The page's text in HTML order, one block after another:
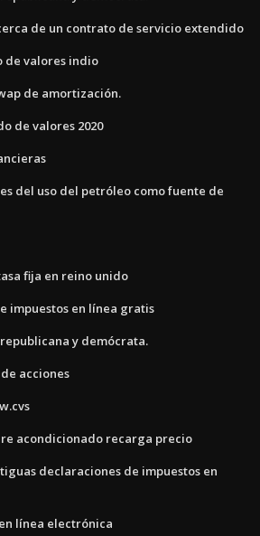
de un contrato de servicio extendido
de valores indio
de amortización.
de valores 2020
del uso del petróleo como fuente de
fija en reino unido
impuestos en línea gratis
y demócrata.
acciones
acondicionado recarga precio
declaraciones de impuestos en
línea electrónica